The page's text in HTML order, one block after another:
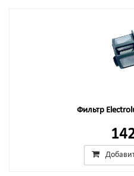
Фильтр